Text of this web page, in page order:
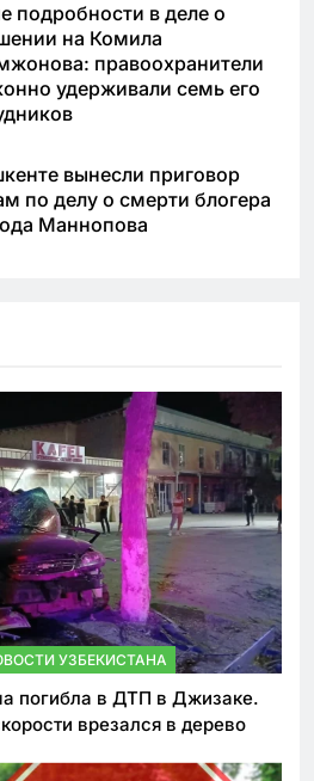
подробности в деле о
на Комила
правоохранители
удерживали семь его
вынесли приговор
по делу о смерти блогера
Маннопова
УЗБЕКИСТАНА
погибла в ДТП в Джизаке.
врезался в дерево